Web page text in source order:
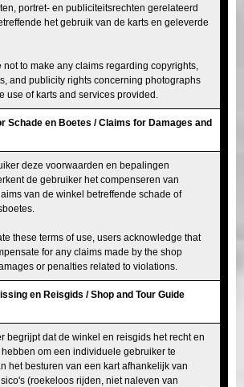
portret- en publiciteitsrechten gerelateerd
het gebruik van de karts en geleverde
not to make any claims regarding copyrights,
and publicity rights concerning photographs
use of karts and services provided.
Schade en Boetes / Claims for Damages and
deze voorwaarden en bepalingen
de gebruiker het compenseren van
van de winkel betreffende schade of
these terms of use, users acknowledge that
for any claims made by the shop
or penalties related to violations.
en Reisgids / Shop and Tour Guide
begrijpt dat de winkel en reisgids het recht en
om een individuele gebruiker te
het besturen van een kart afhankelijk van
(roekeloos rijden, niet naleven van